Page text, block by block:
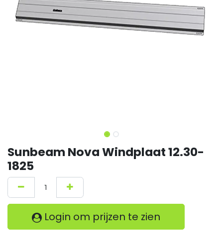
Sunbeam Nova Windplaat 12.30-
1825
Login om prijzen te zien